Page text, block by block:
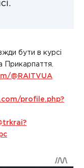
бути в курсі
Прикарпаття.
@RAITVUA
profile.php?